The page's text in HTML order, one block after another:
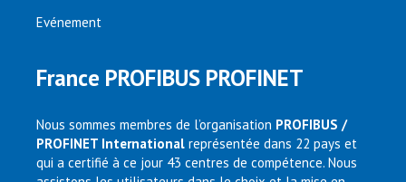
Evénement
France PROFIBUS PROFINET
Nous sommes membres de l’organisation PROFIBUS /
PROFINET International représentée dans 22 pays et
qui a certifié à ce jour 43 centres de compétence. Nous